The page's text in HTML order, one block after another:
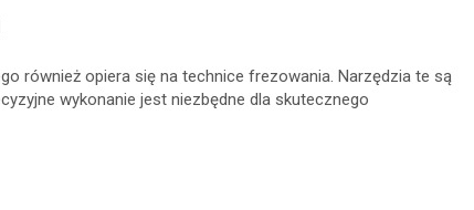
również opiera się na technice frezowania. Narzędzia te są
wykonanie jest niezbędne dla skutecznego